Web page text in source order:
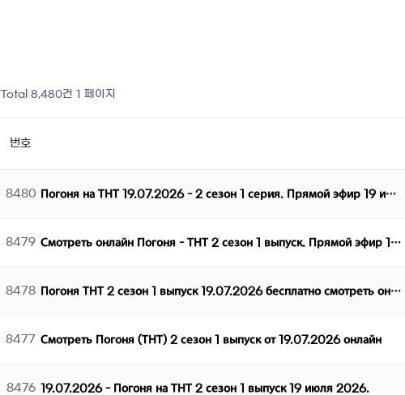
Total 8,480건 1 페이지
번호
8480 Погоня на ТНТ 19.07.2026 - 2 сезон 1 серия. Прямой эфир 19 и…
8479 Смотреть онлайн Погоня - ТНТ 2 сезон 1 выпуск. Прямой эфир 1…
8478 Погоня ТНТ 2 сезон 1 выпуск 19.07.2026 бесплатно смотреть он…
8477 Смотреть Погоня (ТНТ) 2 сезон 1 выпуск от 19.07.2026 онлайн
8476 19.07.2026 - Погоня на ТНТ 2 сезон 1 выпуск 19 июля 2026.